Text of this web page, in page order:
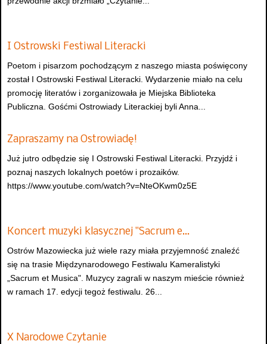
I Ostrowski Festiwal Literacki
Poetom i pisarzom pochodzącym z naszego miasta poświęcony
został I Ostrowski Festiwal Literacki. Wydarzenie miało na celu
promocję literatów i zorganizowała je Miejska Biblioteka
Publiczna. Gośćmi Ostrowiady Literackiej byli Anna...
Zapraszamy na Ostrowiadę!
Już jutro odbędzie się I Ostrowski Festiwal Literacki. Przyjdź i
poznaj naszych lokalnych poetów i prozaików.
https://www.youtube.com/watch?v=NteOKwm0z5E
Koncert muzyki klasycznej "Sacrum e…
Ostrów Mazowiecka już wiele razy miała przyjemność znaleźć
się na trasie Międzynarodowego Festiwalu Kameralistyki
„Sacrum et Musica". Muzycy zagrali w naszym mieście również
w ramach 17. edycji tegoż festiwalu. 26...
X Narodowe Czytanie